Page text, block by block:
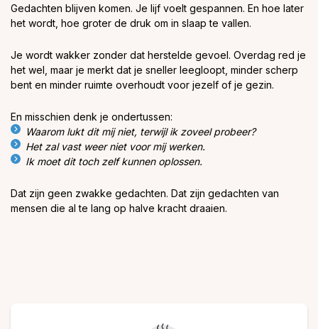
Gedachten blijven komen. Je lijf voelt gespannen. En hoe later
het wordt, hoe groter de druk om in slaap te vallen.
Je wordt wakker zonder dat herstelde gevoel. Overdag red je
het wel, maar je merkt dat je sneller leegloopt, minder scherp
bent en minder ruimte overhoudt voor jezelf of je gezin.
En misschien denk je ondertussen:
Waarom lukt dit mij niet, terwijl ik zoveel probeer?
Het zal vast weer niet voor mij werken.
Ik moet dit toch zelf kunnen oplossen.
Dat zijn geen zwakke gedachten. Dat zijn gedachten van
mensen die al te lang op halve kracht draaien.